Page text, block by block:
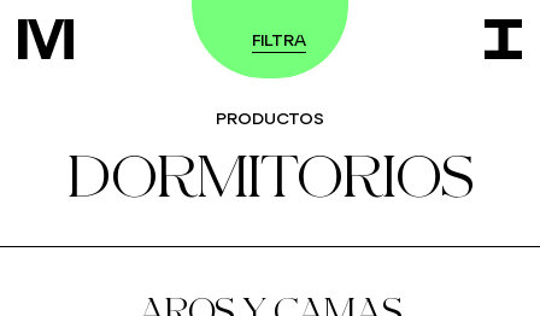
FILTRA
PRODUCTOS
DORMITORIOS